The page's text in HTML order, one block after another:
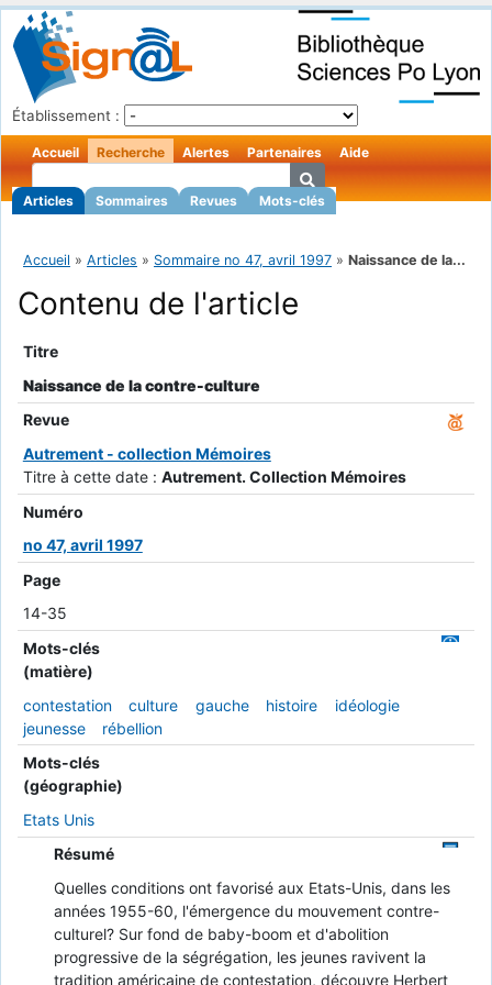
Établissement :
Accueil Recherche
Articles Sommaires Revues Mots-clés
Alertes Partenaires Aide
Accueil » Articles » Sommaire no 47, avril 1997 » Naissance de la...
Contenu de l'article
Titre
Naissance de la contre-culture
Revue
Autrement - collection Mémoires
Titre à cette date : Autrement. Collection Mémoires
Numéro
no 47, avril 1997
Page
14-35
Mots-clés
(matière)
contestation
culture gauche histoire
idéologie
jeunesse
rébellion
Mots-clés
(géographie)
Etats Unis
Résumé
Quelles conditions ont favorisé aux Etats-Unis, dans les
années 1955-60, l'émergence du mouvement contre-
culturel? Sur fond de baby-boom et d'abolition
progressive de la ségrégation, les jeunes ravivent la
tradition américaine de contestation, découvre Herbert